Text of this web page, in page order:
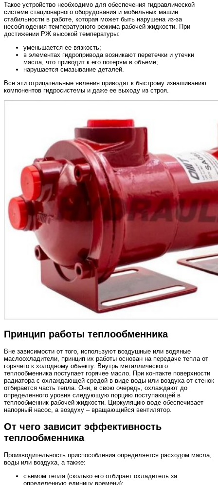
Такое устройство необходимо для обеспечения гидравлической
системе стационарного оборудования и мобильных машин
стабильности в работе, которая может быть нарушена из-за
несоблюдения температурного режима рабочей жидкости. При
достижении РЖ высокой температуры:
уменьшается ее вязкость;
в элементах гидропривода возникают перетечки и утечки
масла, что приводит к его потерям в объеме;
нарушается смазывание деталей.
Все эти отрицательные явления приводят к быстрому изнашиванию
компонентов гидросистемы и даже ее выходу из строя.
Принцип работы теплообменника
Вне зависимости от того, используют воздушные или водяные
маслоохладители, принцип их работы основан на передаче тепла от
горячего к холодному объекту. Внутрь металлического
теплообменника поступает горячее масло. При контакте поверхности
радиатора с охлаждающей средой в виде воды или воздуха от стенок
отбирается часть тепла. Они, в свою очередь, охлаждают до
определенного уровня следующую порцию поступающей в
теплообменник рабочей жидкости. Циркуляцию воде обеспечивает
напорный насос, а воздуху – вращающийся вентилятор.
От чего зависит эффективность
теплообменника
Производительность приспособления определяется расходом масла,
воды или воздуха, а также:
съемом тепла (сколько его отбирает охладитель за
определенную единицу времени);